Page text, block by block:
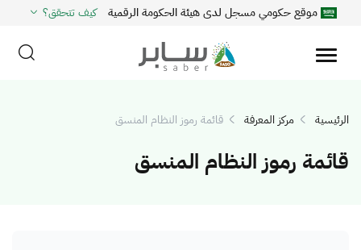
موقع حكومي مسجل لدى هيئة الحكومة الرقمية كيف تتحقق؟
الرئيسية مركز المعرفة قائمة رموز النظام المنسق
قائمة رموز النظام المنسق